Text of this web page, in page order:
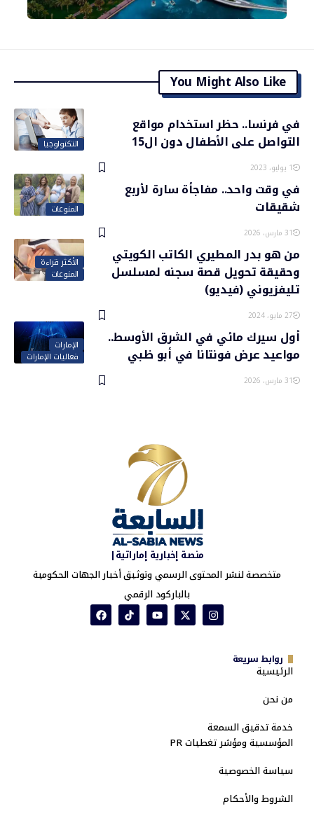
You Might Also Like
التكنولوجيا
في فرنسا.. حظر استخدام مواقع
التواصل على الأطفال دون ال15
1 يوليو، 2023
المنوعات
في وقت واحد.. مفاجأة سارة لأربع
شقيقات
31 مارس، 2026
الأكثر قراءة
المنوعات
من هو بدر المطيري الكاتب الكويتي
وحقيقة تحويل قصة سجنه لمسلسل
تليفزيوني (فيديو)
27 مايو، 2024
الإمارات
فعاليات الإمارات
أول سيرك مائي في الشرق الأوسط..
مواعيد عرض فونتانا في أبو ظبي
31 مارس، 2026
منصة إخبارية إماراتية|
متخصصة لنشر المحتوى الرسمي وتوثيق أخبار الجهات الحكومية
بالباركود الرقمي
روابط سريعة
الرئيسية
من نحن
خدمة تدقيق السمعة
المؤسسية ومؤشر تغطيات PR
سياسة الخصوصية
الشروط والأحكام